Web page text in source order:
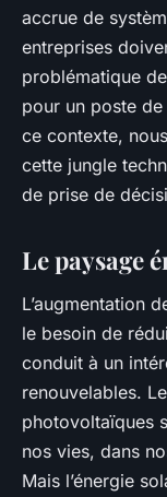
accrue de
entreprises
problématique
pour un poste
ce contexte,
cette jungle
de prise de
Le paysage
L’augmentation
le besoin de
conduit à un
renouvelables.
photovoltaïques
nos vies, dans
Mais l’énergie